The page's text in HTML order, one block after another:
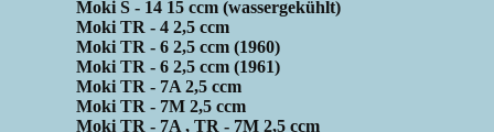
Moki S - 14 15 ccm (wassergekühlt)
Moki TR - 4 2,5 ccm
Moki TR - 6 2,5 ccm (1960)
Moki TR - 6 2,5 ccm (1961)
Moki TR - 7A 2,5 ccm
Moki TR - 7M 2,5 ccm
Moki TR - 7A , TR - 7M 2,5 ccm